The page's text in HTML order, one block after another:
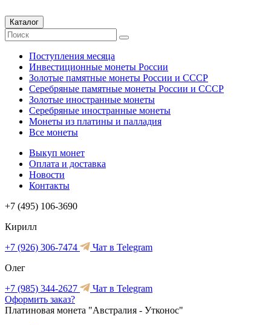
Каталог
Поступления месяца
Инвестиционные монеты России
Золотые памятные монеты России и СССР
Серебряные памятные монеты России и СССР
Золотые иностранные монеты
Серебряные иностранные монеты
Монеты из платины и палладия
Все монеты
Выкуп монет
Оплата и доставка
Новости
Контакты
+7 (495) 106-3690
Кирилл
+7 (926) 306-7474
Чат в Telegram
Олег
+7 (985) 344-2627
Чат в Telegram
Оформить заказ?
Платиновая монета "Австралия - Утконос"